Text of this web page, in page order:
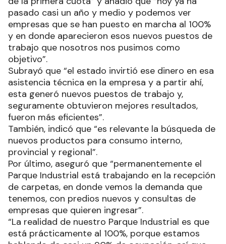
pasado casi un año y medio y podemos ver
empresas que se han puesto en marcha al 100%
y en donde aparecieron esos nuevos puestos de
trabajo que nosotros nos pusimos como
objetivo”.
Subrayó que “el estado invirtió ese dinero en esa
asistencia técnica en la empresa y a partir ahí,
esta generó nuevos puestos de trabajo y,
seguramente obtuvieron mejores resultados,
fueron más eficientes”.
También, indicó que “es relevante la búsqueda de
nuevos productos para consumo interno,
provincial y regional”.
Por último, aseguró que “permanentemente el
Parque Industrial está trabajando en la recepción
de carpetas, en donde vemos la demanda que
tenemos, con predios nuevos y consultas de
empresas que quieren ingresar”.
“La realidad de nuestro Parque Industrial es que
está prácticamente al 100%, porque estamos